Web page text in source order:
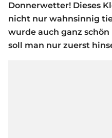
Donnerwetter! Dieses
nicht nur wahnsinnig
wurde auch ganz
soll man nur zuerst